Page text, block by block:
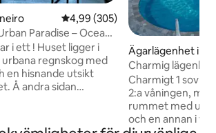
4,99 av 5 i genomsnittligt
4,99 (305)
Paradise – Ocean
i ett ! Huset ligger i
regnskog med
en hisnande utsikt
Å andra sidan
Vill du ha lugn
Ägarlägenhet i
Bandeirantes
Charmig
arbete och fritid
Charmigt 1
2:a våningen,
rummet med
och en annan i